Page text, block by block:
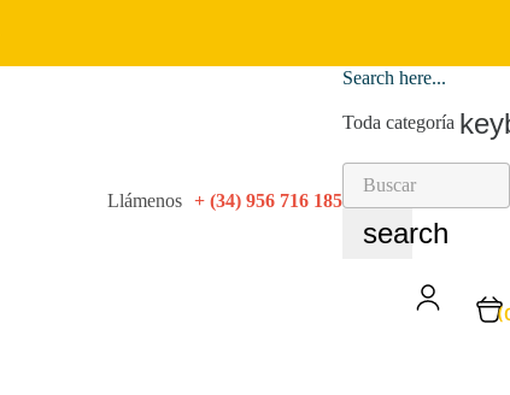
Llámenos + (34) 956 716 185
Search here...
Toda categoría
search